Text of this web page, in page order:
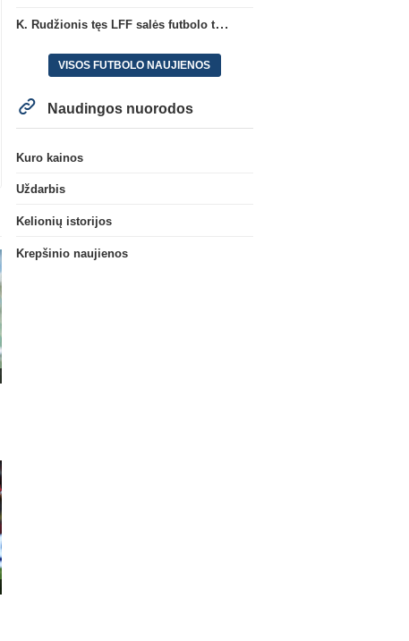
K. Rudžionis tęs LFF salės futbolo techninio direktoriaus veiklą
VISOS FUTBOLO NAUJIENOS
Naudingos nuorodos
Kuro kainos
Uždarbis
Kelionių istorijos
Krepšinio naujienos